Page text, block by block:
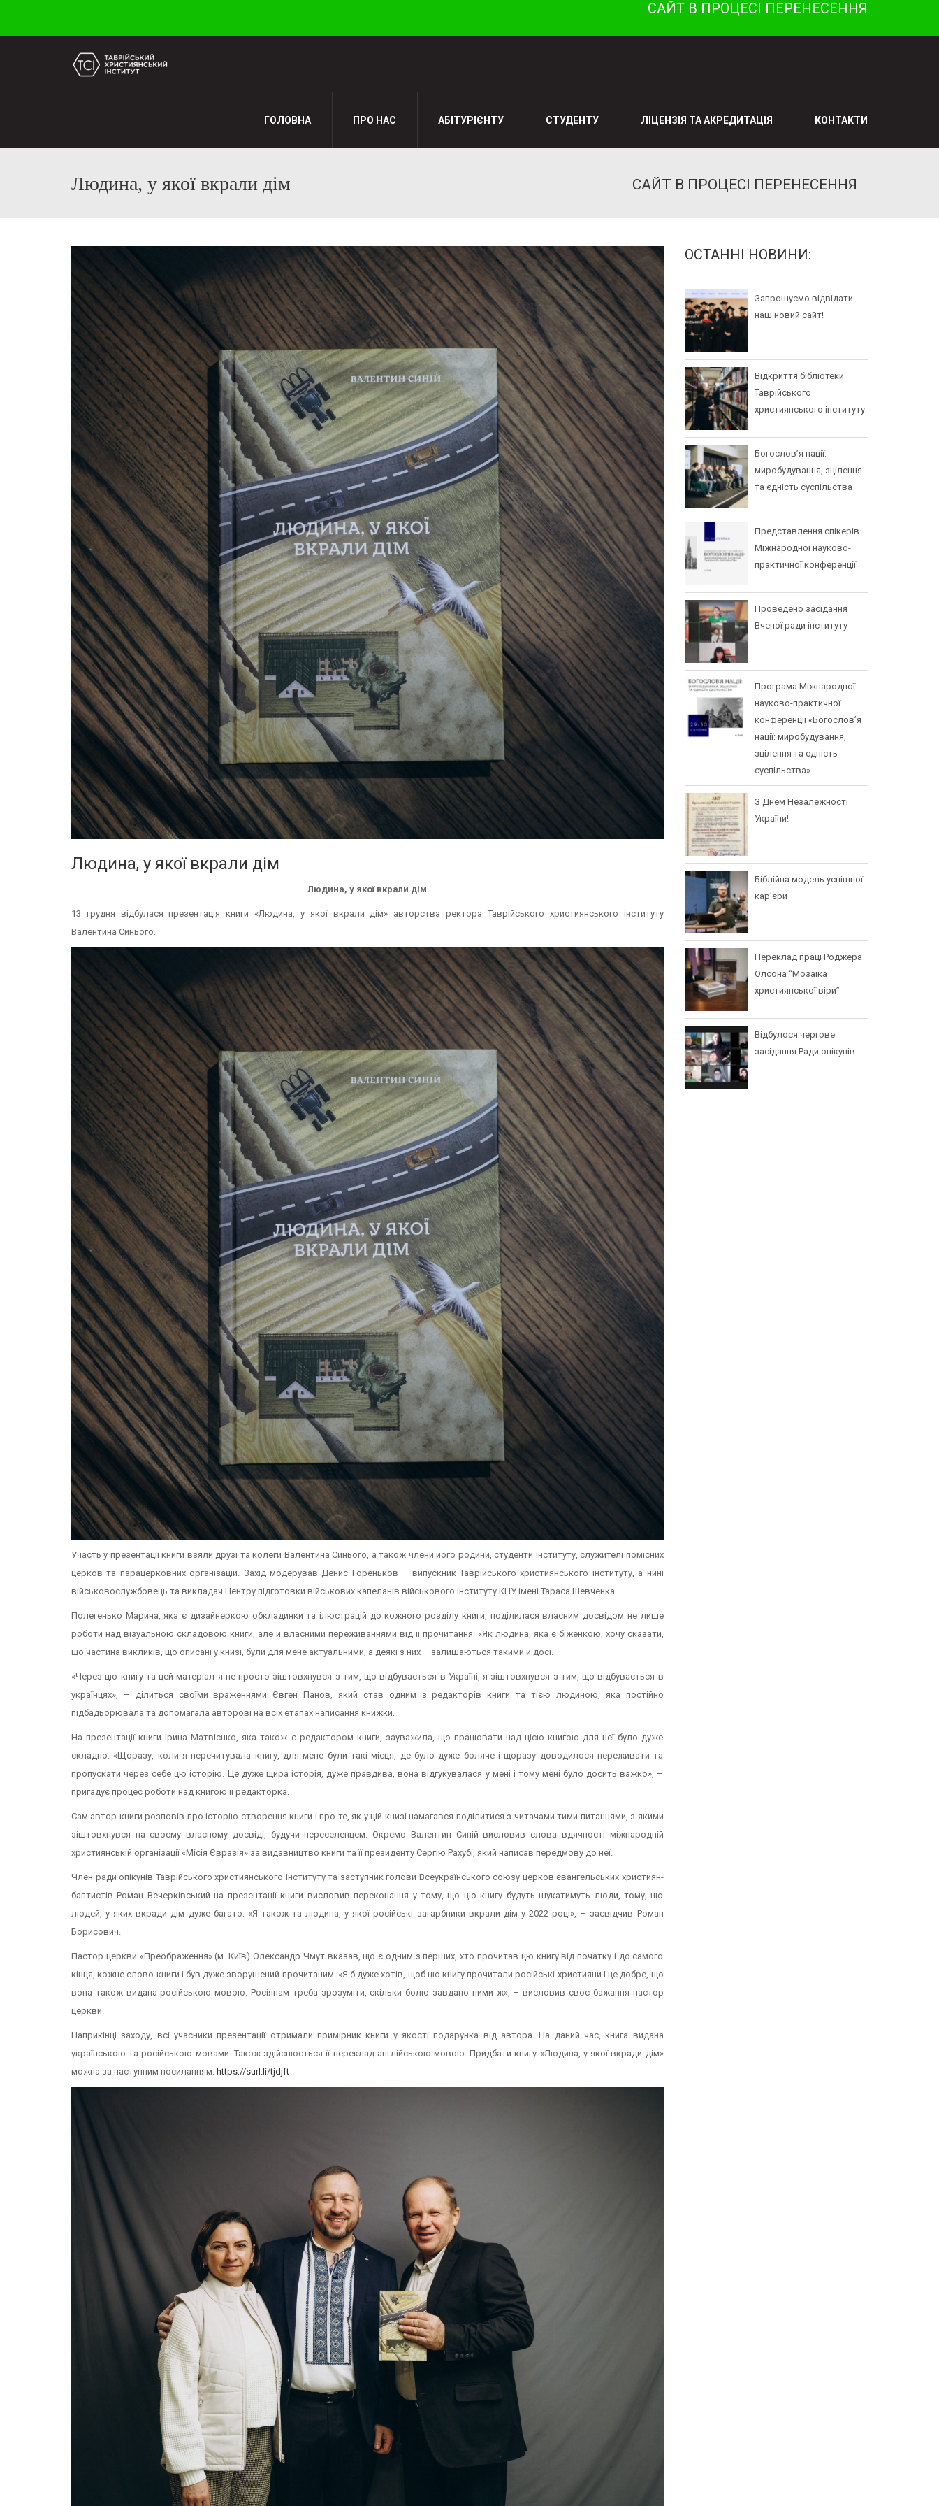
САЙТ В ПРОЦЕСІ ПЕРЕНЕСЕННЯ
ГОЛОВНА ПРО НАС АБІТУРІЄНТУ СТУДЕНТУ ЛІЦЕНЗІЯ ТА АКРЕДИТАЦІЯ КОНТАКТИ
Людина, у якої вкрали дім САЙТ В ПРОЦЕСІ ПЕРЕНЕСЕННЯ
Людина, у якої вкрали дім
Людина, у якої вкрали дім
13 грудня відбулася презентація книги «Людина, у якої вкрали дім» авторства ректора Таврійського християнського інституту
Валентина Синього.
Участь у презентації книги взяли друзі та колеги Валентина Синього, а також члени його родини, студенти інституту, служителі помісних
церков та парацерковних організацій. Захід модерував Денис Гореньков – випускник Таврійського християнського інституту, а нині
військовослужбовець та викладач Центру підготовки військових капеланів військового інституту КНУ імені Тараса Шевченка.
Полегенько Марина, яка є дизайнеркою обкладинки та ілюстрацій до кожного розділу книги, поділилася власним досвідом не лише
роботи над візуальною складовою книги, але й власними переживаннями від її прочитання: «Як людина, яка є біженкою, хочу сказати,
що частина викликів, що описані у книзі, були для мене актуальними, а деякі з них – залишаються такими й досі.
«Через цю книгу та цей матеріал я не просто зіштовхнувся з тим, що відбувається в Україні, я зіштовхнувся з тим, що відбувається в
українцях», – ділиться своїми враженнями Євген Панов, який став одним з редакторів книги та тією людиною, яка постійно
підбадьорювала та допомагала авторові на всіх етапах написання книжки.
На презентації книги Ірина Матвієнко, яка також є редактором книги, зауважила, що працювати над цією книгою для неї було дуже
складно. «Щоразу, коли я перечитувала книгу, для мене були такі місця, де було дуже боляче і щоразу доводилося переживати та
пропускати через себе цю історію. Це дуже щира історія, дуже правдива, вона відгукувалася у мені і тому мені було досить важко», –
пригадує процес роботи над книгою її редакторка.
Сам автор книги розповів про історію створення книги і про те, як у цій книзі намагався поділитися з читачами тими питаннями, з якими
зіштовхнувся на своєму власному досвіді, будучи переселенцем. Окремо Валентин Синій висловив слова вдячності міжнародній
християнській організації «Місія Євразія» за видавництво книги та її президенту Сергію Рахубі, який написав передмову до неї.
Член ради опікунів Таврійського християнського інституту та заступник голови Всеукраїнського союзу церков євангельських християн-
баптистів Роман Вечерківський на презентації книги висловив переконання у тому, що цю книгу будуть шукатимуть люди, тому, що
людей, у яких вкради дім дуже багато. «Я також та людина, у якої російські загарбники вкрали дім у 2022 році», – засвідчив Роман
Борисович.
Пастор церкви «Преображення» (м. Київ) Олександр Чмут вказав, що є одним з перших, хто прочитав цю книгу від початку і до самого
кінця, кожне слово книги і був дуже зворушений прочитаним. «Я б дуже хотів, щоб цю книгу прочитали російські християни і це добре, що
вона також видана російською мовою. Росіянам треба зрозуміти, скільки болю завдано ними ж», – висловив своє бажання пастор
церкви.
Наприкінці заходу, всі учасники презентації отримали примірник книги у якості подарунка від автора. На даний час, книга видана
українською та російською мовами. Також здійснюється її переклад англійською мовою. Придбати книгу «Людина, у якої вкради дім»
можна за наступним посиланням: https://surl.li/tjdjft
ОСТАННІ НОВИНИ:
Запрошуємо відвідати
наш новий сайт!
Відкриття бібліотеки
Таврійського
християнського інституту
Богослов’я нації:
миробудування, зцілення
та єдність суспільства
Представлення спікерів
Міжнародної науково-
практичної конференції
Проведено засідання
Вченої ради інституту
Програма Міжнародної
науково-практичної
конференції «Богослов’я
нації: миробудування,
зцілення та єдність
суспільства»
З Днем Незалежності
України!
Біблійна модель успішної
кар’єри
Переклад праці Роджера
Олсона “Мозаїка
християнської віри”
Відбулося чергове
засідання Ради опікунів